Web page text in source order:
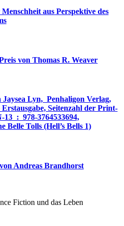
aus Perspektive des
von Thomas R. Weaver
Lyn, ‎ Penhaligon Verlag,
Erstausgabe, Seitenzahl der Print-
the Belle Tolls (Hell’s Bells 1)
Andreas Brandhorst
Fiction und das Leben